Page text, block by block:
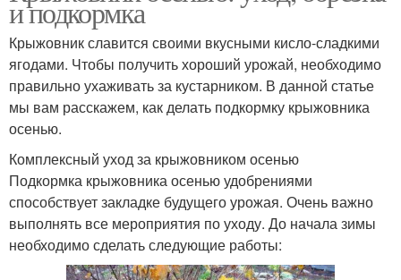
и подкормка
Крыжовник славится своими вкусными кисло-сладкими
ягодами. Чтобы получить хороший урожай, необходимо
правильно ухаживать за кустарником. В данной статье
мы вам расскажем, как делать подкормку крыжовника
осенью.
Комплексный уход за крыжовником осенью
Подкормка крыжовника осенью удобрениями
способствует закладке будущего урожая. Очень важно
выполнять все мероприятия по уходу. До начала зимы
необходимо сделать следующие работы: